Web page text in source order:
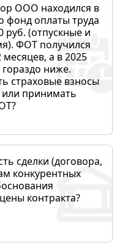
ООО находился в
фонд оплаты труда
руб. (отпускные и
ФОТ получился
а в 2025
гораздо ниже.
страховые взносы
принимать
сделки (договора,
конкурентных
контракта?